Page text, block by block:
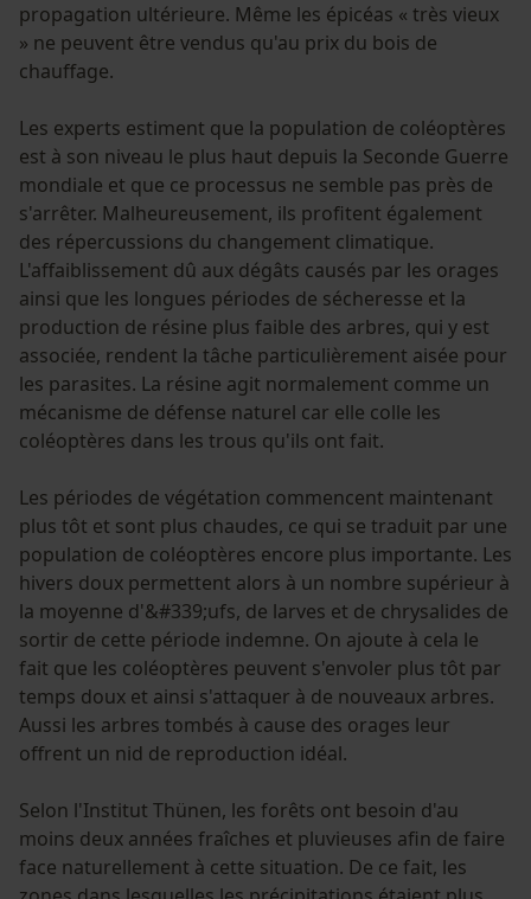
propagation ultérieure. Même les épicéas « très vieux
» ne peuvent être vendus qu'au prix du bois de
chauffage.
Les experts estiment que la population de coléoptères
est à son niveau le plus haut depuis la Seconde Guerre
mondiale et que ce processus ne semble pas près de
s'arrêter. Malheureusement, ils profitent également
des répercussions du changement climatique.
L'affaiblissement dû aux dégâts causés par les orages
ainsi que les longues périodes de sécheresse et la
production de résine plus faible des arbres, qui y est
associée, rendent la tâche particulièrement aisée pour
les parasites. La résine agit normalement comme un
mécanisme de défense naturel car elle colle les
coléoptères dans les trous qu'ils ont fait.
Les périodes de végétation commencent maintenant
plus tôt et sont plus chaudes, ce qui se traduit par une
population de coléoptères encore plus importante. Les
hivers doux permettent alors à un nombre supérieur à
la moyenne d'&#339;ufs, de larves et de chrysalides de
sortir de cette période indemne. On ajoute à cela le
fait que les coléoptères peuvent s'envoler plus tôt par
temps doux et ainsi s'attaquer à de nouveaux arbres.
Aussi les arbres tombés à cause des orages leur
offrent un nid de reproduction idéal.
Selon l'Institut Thünen, les forêts ont besoin d'au
moins deux années fraîches et pluvieuses afin de faire
face naturellement à cette situation. De ce fait, les